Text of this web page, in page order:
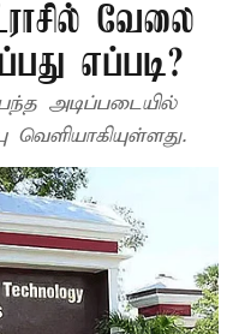
வேலை
எப்படி?
வெளியாகியுள்ளது.